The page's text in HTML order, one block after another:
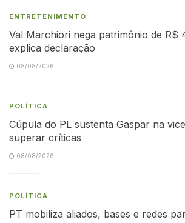
ENTRETENIMENTO
Val Marchiori nega patrimônio de R$
explica declaração
08/08/2026
POLÍTICA
Cúpula do PL sustenta Gaspar na
superar críticas
08/08/2026
POLÍTICA
PT mobiliza aliados, bases e redes